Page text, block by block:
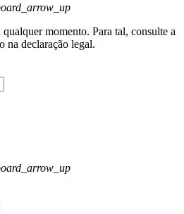
momento. Para tal, consulte a
na declaração legal.